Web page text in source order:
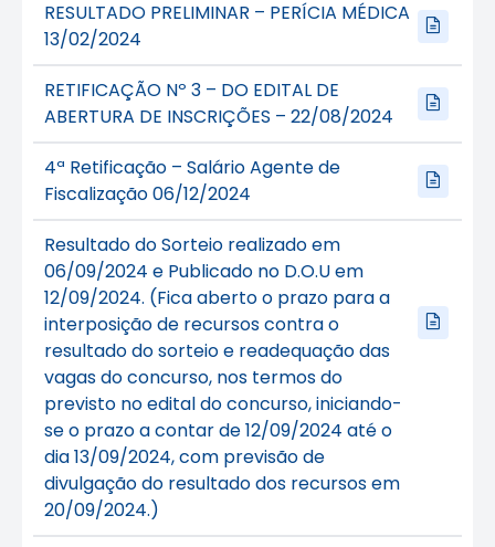
RESULTADO PRELIMINAR – PERÍCIA MÉDICA
13/02/2024
RETIFICAÇÃO Nº 3 – DO EDITAL DE
ABERTURA DE INSCRIÇÕES – 22/08/2024
4ª Retificação – Salário Agente de
Fiscalização 06/12/2024
Resultado do Sorteio realizado em
06/09/2024 e Publicado no D.O.U em
12/09/2024. (Fica aberto o prazo para a
interposição de recursos contra o
resultado do sorteio e readequação das
vagas do concurso, nos termos do
previsto no edital do concurso, iniciando-
se o prazo a contar de 12/09/2024 até o
dia 13/09/2024, com previsão de
divulgação do resultado dos recursos em
20/09/2024.)